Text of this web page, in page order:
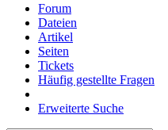
Forum
Dateien
Artikel
Seiten
Tickets
Häufig gestellte Fragen
Erweiterte Suche